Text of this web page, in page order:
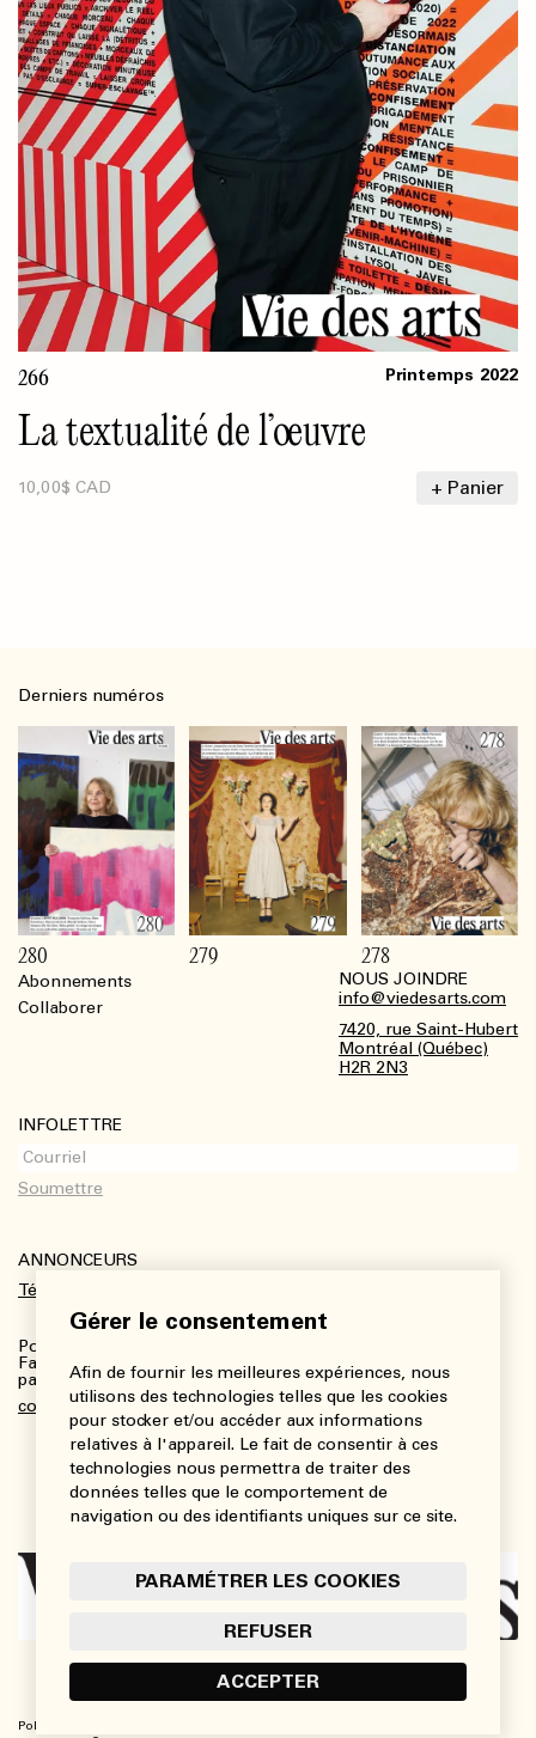
Gérer le consentement
Afin de fournir les meilleures expériences, nous
utilisons des technologies telles que les cookies
pour stocker et/ou accéder aux informations
relatives à l'appareil. Le fait de consentir à ces
technologies nous permettra de traiter des
données telles que le comportement de
navigation ou des identifiants uniques sur ce site.
PARAMÉTRER LES COOKIES
REFUSER
ACCEPTER
266 Printemps 2022
La textualité de l’œuvre
10,00$ CAD + Panier
Abonnements
Collaborer
NOUS JOINDRE
info@viedesarts.com
7420, rue Saint-Hubert
Montréal (Québec)
H2R 2N3
INFOLETTRE
ANNONCEURS
Télécharger le kit média
Pour plus de renseignements :
Fanny Charbonneau, Responsable des communications,
partenariats et publicités
communications@viedesarts.com
Derniers numéros
280 279 278
Politique de confidentialité